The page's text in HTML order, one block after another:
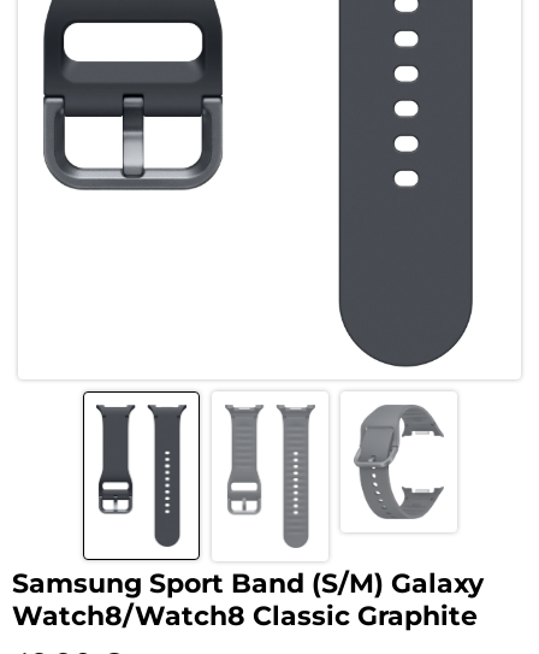
Samsung Sport Band (S/M) Galaxy
Watch8/Watch8 Classic Graphite